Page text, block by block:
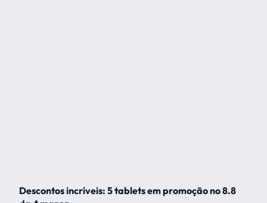
Descontos incríveis: 5 tablets em promoção no 8.8